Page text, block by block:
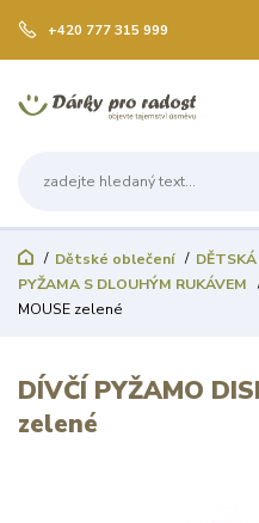
+420 777 315 999
Dětské oblečení
PYŽAMA S DLOUHÝM RUKÁVEM
MOUSE zelené
DÍVČÍ PYŽAMO
zelené